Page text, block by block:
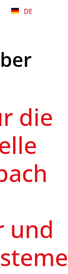
DE
die
und